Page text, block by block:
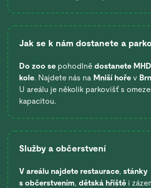
Jak se k nám dostanete a
Do zoo se pohodlně dostanete
kole. Najdete nás na Mniší hoře v
U areálu je několik parkovišť s
kapacitou.
Služby a občerstvení
V areálu najdete restaurace, stánky
s občerstvením, dětská hřiště i